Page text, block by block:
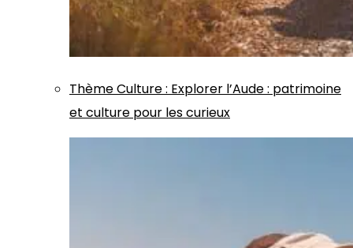
ThèmeCulture: Explorer l’Aude : patrimoine
et culture pour les curieux